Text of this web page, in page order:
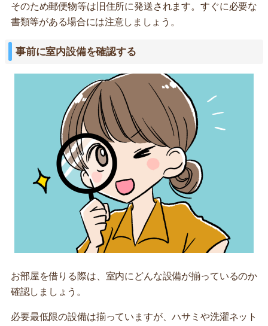
そのため郵便物等は旧住所に発送されます。すぐに必要な
書類等がある場合には注意しましょう。
事前に室内設備を確認する
お部屋を借りる際は、室内にどんな設備が揃っているのか
確認しましょう。
必要最低限の設備は揃っていますが、ハサミや洗濯ネット